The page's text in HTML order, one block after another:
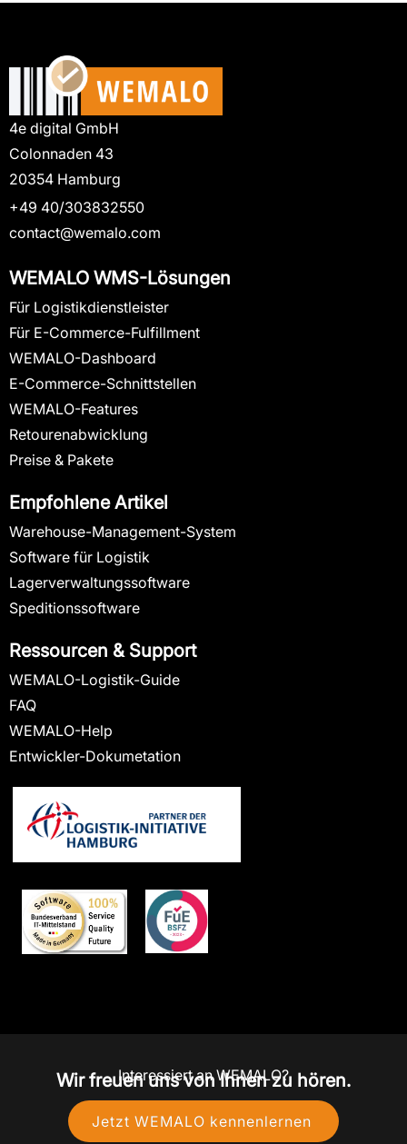
4e digital GmbH
Colonnaden 43
20354 Hamburg
+49 40/303832550
contact@wemalo.com
WEMALO WMS-Lösungen
Für Logistikdienstleister
Für E-Commerce-Fulfillment
WEMALO-Dashboard
E-Commerce-Schnittstellen
WEMALO-Features
Retourenabwicklung
Preise & Pakete
Empfohlene Artikel
Warehouse-Management-System
Software für Logistik
Lagerverwaltungssoftware
Speditionssoftware
Ressourcen & Support
WEMALO-Logistik-Guide
FAQ
WEMALO-Help
Entwickler-Dokumetation
Interessiert an WEMALO?
Wir freuen uns von Ihnen zu hören.
Jetzt WEMALO kennenlernen